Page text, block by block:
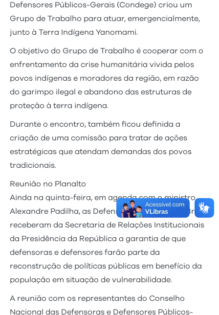
Defensores Públicos-Gerais (Condege) criou um
Grupo de Trabalho para atuar, emergencialmente,
junto à Terra Indígena Yanomami.
O objetivo do Grupo de Trabalho é cooperar com o
enfrentamento da crise humanitária vivida pelos
povos indígenas e moradores da região, em razão
do garimpo ilegal e abandono das estruturas de
proteção à terra indígena.
Durante o encontro, também ficou definida a
criação de uma comissão para tratar de ações
estratégicas que atendam demandas dos povos
tradicionais.
Reunião no Planalto
Ainda na quinta-feira, em agenda com o ministro
Alexandre Padilha, as Defensorias Públicas do Brasil
receberam da Secretaria de Relações Institucionais
da Presidência da República a garantia de que
defensoras e defensores farão parte da
reconstrução de políticas públicas em benefício da
população em situação de vulnerabilidade.
A reunião com os representantes do Conselho
Nacional das Defensoras e Defensores Públicos-